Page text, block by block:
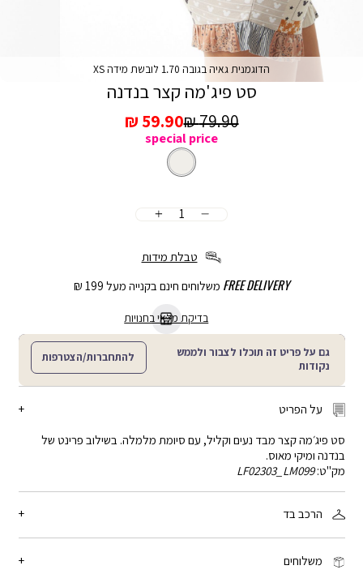
סט פיג'מה קצר בנדנה
מחיר
מכירה
59.90 ₪
מחיר
רגיל
79.90 ₪
special price
טבלת מידות
FREE DELIVERY משלוחים חינם בקנייה מעל 199 ₪
בדיקת מלאי בחנויות
גם על פריט זה תוכלו לצבור ולממש
נקודות
להתחברות/הצטרפות
על הפריט
הרכב בד
משלוחים
סט פיג׳מה קצר מבד נעים וקליל, עם סיומת מלמלה. בשילוב פרינט של
בנדנה ומיקי מאוס.
מק"ט: LF02303_LM099
הדוגמנית גאיה בגובה 1.70 לובשת מידה XS